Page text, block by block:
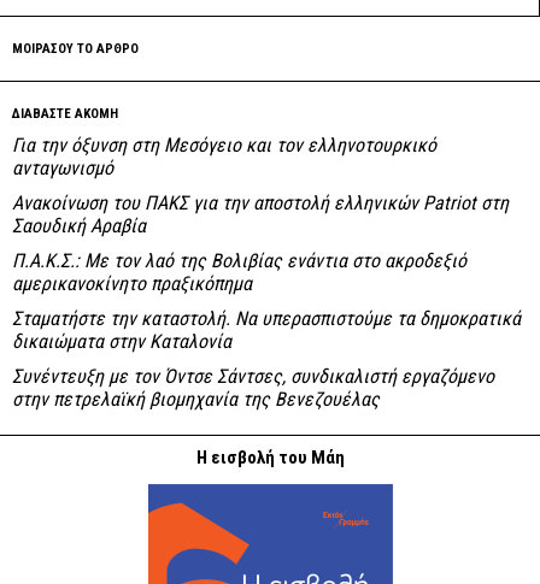
ΜΟΙΡΑΣΟΥ ΤΟ ΑΡΘΡΟ
ΔΙΑΒΑΣΤΕ ΑΚΟΜΗ
Για την όξυνση στη Μεσόγειο και τον ελληνοτουρκικό
ανταγωνισμό
Ανακοίνωση του ΠΑΚΣ για την αποστολή ελληνικών Patriot στη
Σαουδική Αραβία
Π.Α.Κ.Σ.: Με τον λαό της Βολιβίας ενάντια στο ακροδεξιό
αμερικανοκίνητο πραξικόπημα
Σταματήστε την καταστολή. Να υπερασπιστούμε τα δημοκρατικά
δικαιώματα στην Καταλονία
Συνέντευξη με τον Όντσε Σάντσες, συνδικαλιστή εργαζόμενο
στην πετρελαϊκή βιομηχανία της Βενεζουέλας
Η εισβολή του Μάη